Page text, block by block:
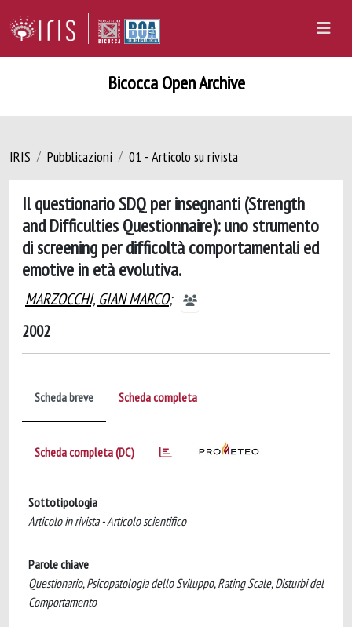
Bicocca Open Archive
IRIS Pubblicazioni 01 - Articolo su rivista
Il questionario SDQ per insegnanti (Strength
and Difficulties Questionnaire): uno strumento
di screening per difficoltà comportamentali ed
emotive in età evolutiva.
MARZOCCHI, GIAN MARCO;
2002
Scheda breve Scheda completa
Scheda completa (DC)
Sottotipologia
Articolo in rivista - Articolo scientifico
Parole chiave
Questionario, Psicopatologia dello Sviluppo, Rating Scale, Disturbi del
Comportamento